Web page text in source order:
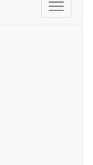
Toggle
navigation